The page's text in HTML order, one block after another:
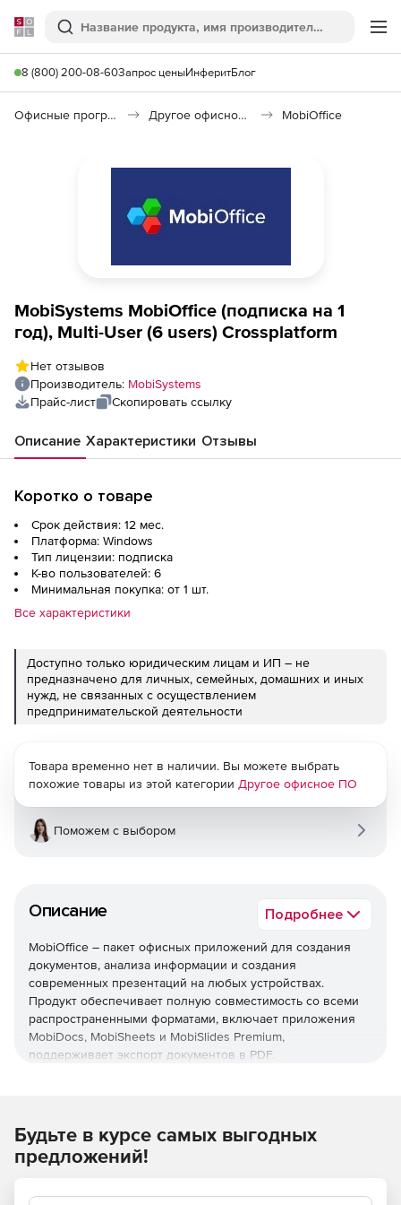
Softline
Поиск
8 (800) 200-08-60Запрос ценыИнферитБлог
Офисные программы Другое офисное ПО MobiOffice
MobiSystems MobiOffice (подписка на 1
год), Multi-User (6 users) Crossplatform
Нет отзывов
Производитель: MobiSystems
Прайс-лист
Скопировать ссылку
Описание Характеристики Отзывы
Коротко о товаре
Срок действия: 12 мес.
Платформа: Windows
Тип лицензии: подписка
К-во пользователей: 6
Минимальная покупка: от 1 шт.
Все характеристики
Доступно только юридическим лицам и ИП – не
предназначено для личных, семейных, домашних и иных
нужд, не связанных с осуществлением
предпринимательской деятельности
Описание Подробнее
MobiOffice – пакет офисных приложений для создания
документов, анализа информации и создания
современных презентаций на любых устройствах.
Продукт обеспечивает полную совместимость со всеми
распространенными форматами, включает приложения
MobiDocs, MobiSheets и MobiSlides Premium,
поддерживает экспорт документов в PDF.
инструментов редактирования документов,
комплексного анализа данных и динамических
презентаций.
Товара временно нет в наличии. Вы можете выбрать
похожие товары из этой категории Другое офисное ПО
Поможем с выбором
Будьте в курсе самых выгодных
предложений!